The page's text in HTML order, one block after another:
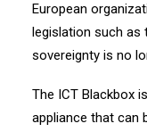
European
legislation such as
sovereignty is no
The ICT Blackbox
appliance that can